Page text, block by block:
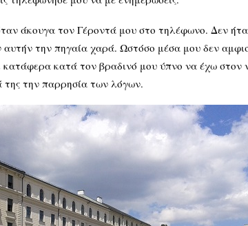
άκουγα τον Γέροντά μου στο τηλέφωνο. Δεν
την πηγαία χαρά. Ωστόσο μέσα μου δεν
κατά τον βραδινό μου ύπνο να έχω στον
της την παρρησία των λόγων.